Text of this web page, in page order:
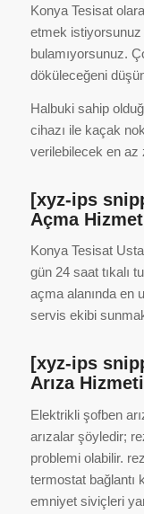
Konya Tesisat
etmek istiyorsunuz
bulamıyorsunuz.
döküleceğeni
Halbuki sahip
cihazı ile kaçak
verilebilecek en az
[xyz-ips
Açma
Konya Tesisat
gün 24 saat tıkalı
açma alanında en
servis ekibi
[xyz-ips
Arıza Hizmeti
Elektrikli şofben
arızalar şöyledir;
problemi olabilir.
termostat bağlantı
emniyet siviçleri